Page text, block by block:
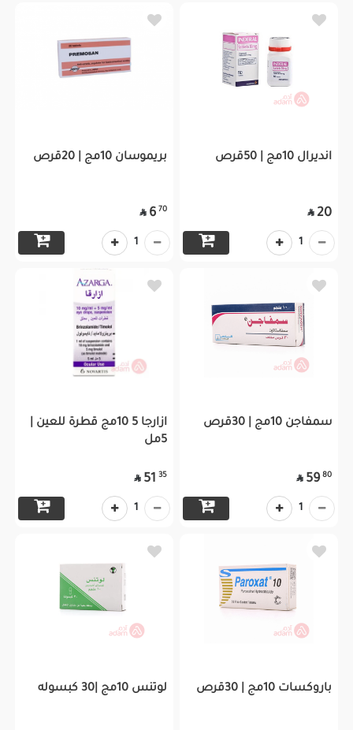
انديرال 10مج | 50قرص
20

1
بريموسان 10مج | 20قرص
70
6

1
سمفاجن 10مج | 30قرص
80
59

1
ازارجا 5 10مج قطرة للعين |
5مل
35
51

1
باروكسات 10مج | 30قرص لوتنس 10مج |30 كبسوله